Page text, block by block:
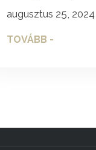
augusztus 25, 2024
TOVÁBB -